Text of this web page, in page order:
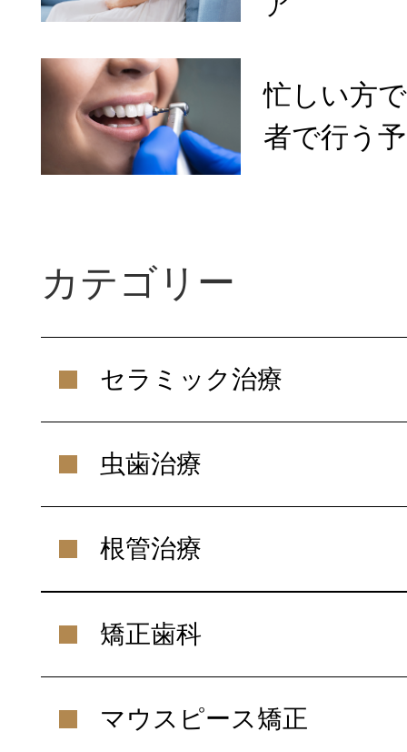
忙しい方
者で行う
カテゴリー
セラミック治療
虫歯治療
根管治療
矯正歯科
マウスピース矯正